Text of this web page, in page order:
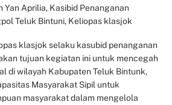
Yan Aprilia, Kasibid Penanganan
Teluk Bintuni, Keliopas klasjok
klasjok selaku kasubid penanganan
tujuan kegiatan ini untuk mencegah
di wilayah Kabupaten Teluk Bintunk,
Masyarakat Sipil untuk
masyarakat dalam mengelola